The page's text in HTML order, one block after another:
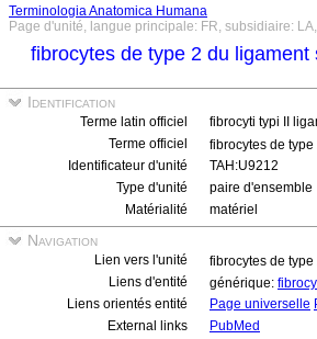
Terminologia Anatomica Humana
Page d'unité, langue principale: FR, subsidiaire:
fibrocytes de type 2 du ligament
Identification
Terme latin officiel
fibrocyti typi II
Terme officiel
fibrocytes de
Identificateur d'unité
TAH:U9212
Type d'unité
paire d'ensemble
Matérialité
matériel
Navigation
Lien vers l'unité
fibrocytes de
Liens d'entité
générique:
Liens orientés entité
Page universelle
External links
PubMed